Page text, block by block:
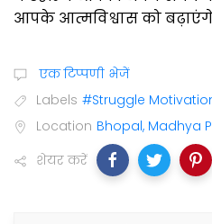
आपके आत्मविश्वास को
एक टिप्पणी भेजें
Labels #Struggle
Location Bhopal, Madhya
शेयर करें